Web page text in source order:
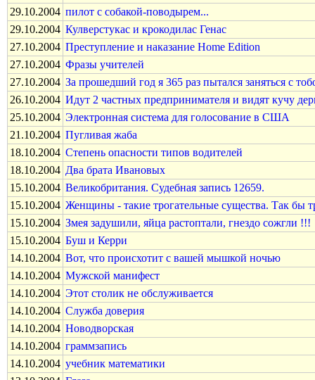
29.10.2004 пилот с собакой-поводырем...
29.10.2004 Кулверстукас и крокодилас Генас
27.10.2004 Преступление и наказание Home Edition
27.10.2004 Фразы учителей
27.10.2004 За прошедший год я 365 раз пытался заняться с
26.10.2004 Идут 2 частных предпринимателя и видят кучу
25.10.2004 Электронная система для голосование в США
21.10.2004 Пугливая жаба
18.10.2004 Степень опасности типов водителей
18.10.2004 Два брата Ивановых
15.10.2004 Великобpитания. Судебная запись 12659.
15.10.2004 Женщины - такие трогательные существа. Так бы
15.10.2004 Змея задушили, яйца растоптали, гнездо сожгли !!!
15.10.2004 Буш и Керри
14.10.2004 Вот, что происхотит с вашей мышкой ночью
14.10.2004 Мужской манифест
14.10.2004 Этот столик не обслуживается
14.10.2004 Служба доверия
14.10.2004 Новодворская
14.10.2004 граммзапись
14.10.2004 учебник математики